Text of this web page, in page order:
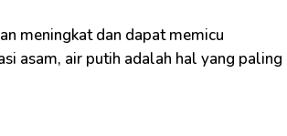
meningkat dan dapat memicu
asam, air putih adalah hal yang paling